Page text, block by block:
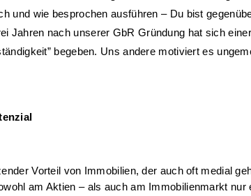
und wie besprochen ausführen – Du bist
Jahren nach unserer GbR Gründung hat sich
begeben. Uns andere motiviert es
Vorteil von Immobilien, der auch oft medial
am Aktien – als auch am Immobilienmarkt nur